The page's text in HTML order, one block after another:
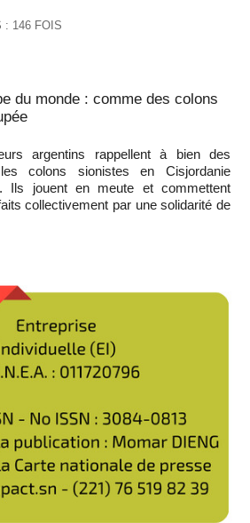
: 146 FOIS
du monde : comme des colons
argentins rappellent à bien des
colons sionistes en Cisjordanie
Ils jouent en meute et commettent
collectivement par une solidarité de